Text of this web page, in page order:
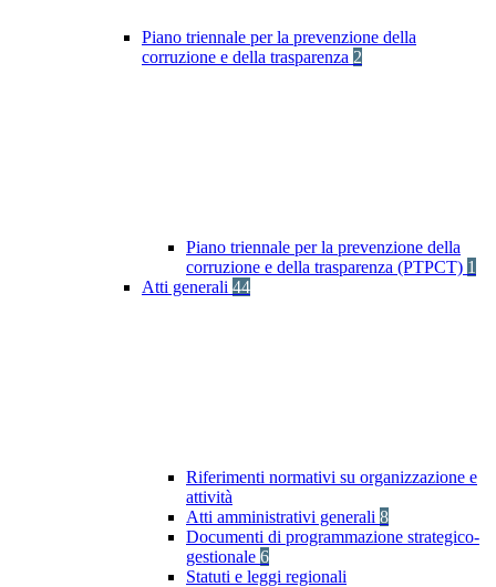
Piano triennale per la prevenzione della
corruzione e della trasparenza 2
Piano triennale per la prevenzione della
corruzione e della trasparenza (PTPCT) 1
Atti generali 44
Riferimenti normativi su organizzazione e
attività
Atti amministrativi generali 8
Documenti di programmazione strategico-
gestionale 6
Statuti e leggi regionali